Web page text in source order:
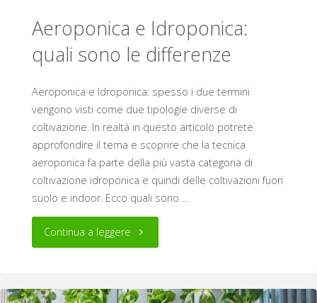
più
piccoli"
Aeroponica e Idroponica:
quali sono le differenze
Aeroponica e Idroponica: spesso i due termini
vengono visti come due tipologie diverse di
coltivazione. In realtà in questo articolo potrete
approfondire il tema e scoprire che la tecnica
aeroponica fa parte della più vasta categoria di
coltivazione idroponica e quindi delle coltivazioni fuori
suolo e indoor. Ecco quali sono …
Continua a leggere "Aeroponica
Idroponica: